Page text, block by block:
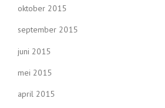
oktober 2015
september 2015
juni 2015
mei 2015
april 2015